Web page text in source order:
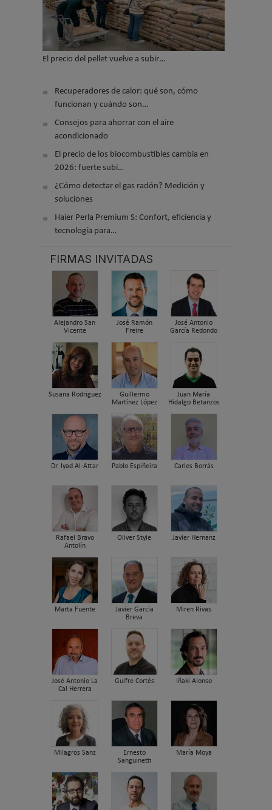
El precio del pellet vuelve a subir…
Recuperadores de calor: qué son, cómo
funcionan y cuándo son…
Consejos para ahorrar con el aire
acondicionado
El precio de los biocombustibles cambia en
2026: fuerte subi…
¿Cómo detectar el gas radón? Medición y
soluciones
Haier Perla Premium S: Confort, eficiencia y
tecnología para…
FIRMAS INVITADAS
Alejandro San
Vicente
José Ramón
Freire
José Antonio
García Redondo
Susana Rodriguez
Guillermo
Martínez López
Juan María
Hidalgo Betanzos
Dr. Iyad Al-Attar Pablo Espiñeira Carles Borrás
Rafael Bravo
Antolín
Oliver Style Javier Hernanz
Marta Fuente
Javier García
Breva
Miren Rivas
José Antonio La
Cal Herrera
Guifre Cortés Iñaki Alonso
Milagros Sanz
Ernesto
Sanguinetti
María Moya